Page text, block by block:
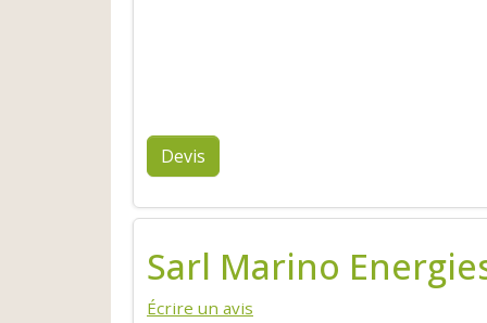
Devis
Sarl Marino
Écrire un avis